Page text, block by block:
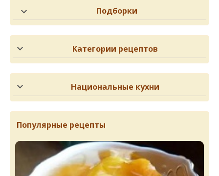
Подборки
Категории рецептов
Национальные кухни
Популярные рецепты